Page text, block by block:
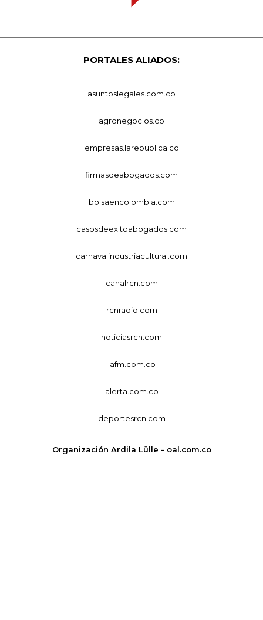
PORTALES ALIADOS:
asuntoslegales.com.co
agronegocios.co
empresas.larepublica.co
firmasdeabogados.com
bolsaencolombia.com
casosdeexitoabogados.com
carnavalindustriacultural.com
canalrcn.com
rcnradio.com
noticiasrcn.com
lafm.com.co
alerta.com.co
deportesrcn.com
Organización Ardila Lülle - oal.com.co